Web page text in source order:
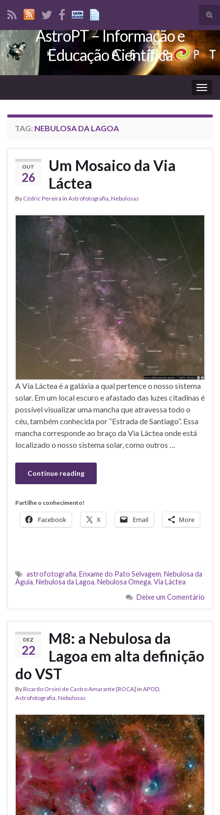
Search for:
AstroPT – Informação e
Educação Científica
TAG: NEBULOSA DA LAGOA
OUT
26
Um Mosaico da Via
Láctea
By Cédric Pereira in Astrofotografia, Nebulosas
A Via Láctea é a galáxia a qual pertence o nosso sistema
solar. Em um local escuro e afastado das luzes citadinas é
possível visualizar uma mancha que atravessa todo o
céu, também conhecida por “Estrada de Santiago”. Essa
mancha corresponde ao braço da Via Láctea onde está
localizado o nosso sistema solar, como outros …
Continue reading
Partilhe o conhecimento!
Facebook X Email More
astrofotografia, Enxame do Pato Selvagem, Nebulosa da
Águia, Nebulosa da Lagoa, Nebulosa Omega, Via Láctea
Deixe um Comentário
DEZ
22
M8: a Nebulosa da
Lagoa em alta definição
do VST
ByRicardo Orsini de Castro Amarante [ROCA] in APOD,
Astrofotografia, Nebulosas